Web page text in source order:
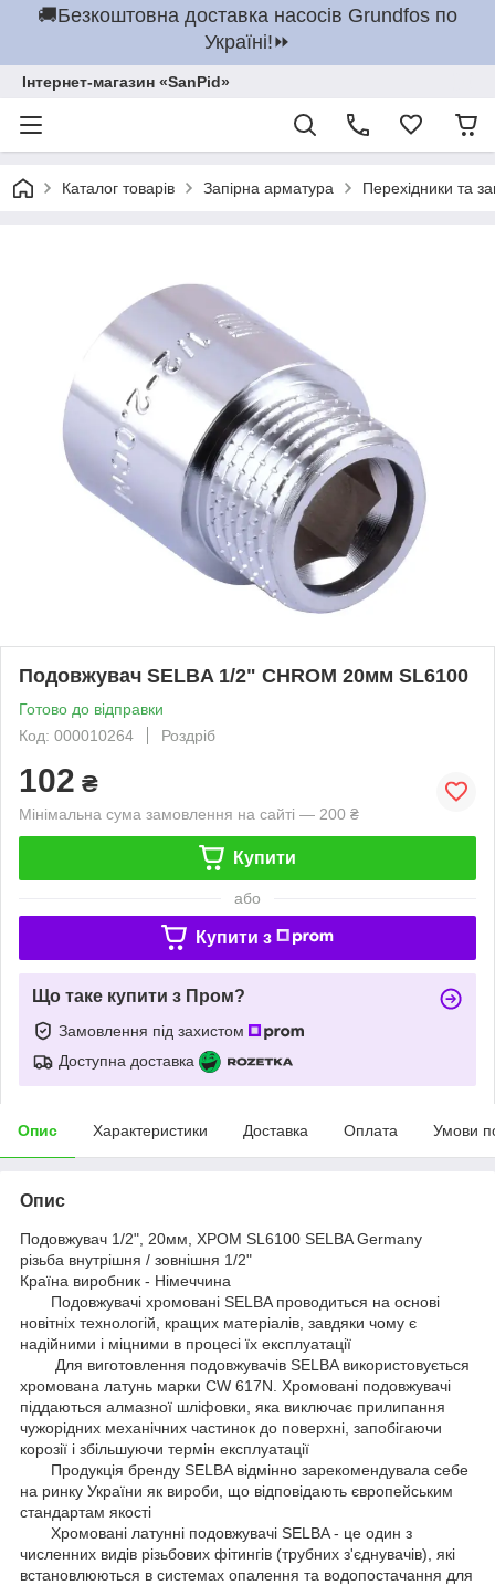
🚚Безкоштовна доставка насосів Grundfos по
Україні!⏩
Інтернет-магазин «SanPid»
Каталог товарів Запірна арматура Перехідники та
Подовжувач SELBA 1/2" CHROM 20мм SL6100
Готово до відправки
Код: 000010264
Роздріб
102 ₴
Мінімальна сума замовлення на сайті — 200 ₴
Купити
або
Купити з
Що таке купити з Пром?
Замовлення під захистом
Доступна доставка
Опис Характеристики Доставка Оплата Умови
Опис
Подовжувач 1/2", 20мм, ХРОМ SL6100 SELBA Germany
різьба внутрішня / зовнішня 1/2"
Країна виробник - Німеччина
Подовжувачі хромовані SELBA проводиться на основі
новітніх технологій, кращих матеріалів, завдяки чому є
надійними і міцними в процесі їх експлуатації
Для виготовлення подовжувачів SELBA використовується
хромована латунь марки CW 617N. Хромовані подовжувачі
піддаються алмазної шліфовки, яка виключає прилипання
чужорідних механічних частинок до поверхні, запобігаючи
корозії і збільшуючи термін експлуатації
Продукція бренду SELBA відмінно зарекомендувала себе
на ринку України як вироби, що відповідають європейським
стандартам якості
Хромовані латунні подовжувачі SELBA - це один з
численних видів різьбових фітингів (трубних з'єднувачів), які
встановлюються в системах опалення та водопостачання для